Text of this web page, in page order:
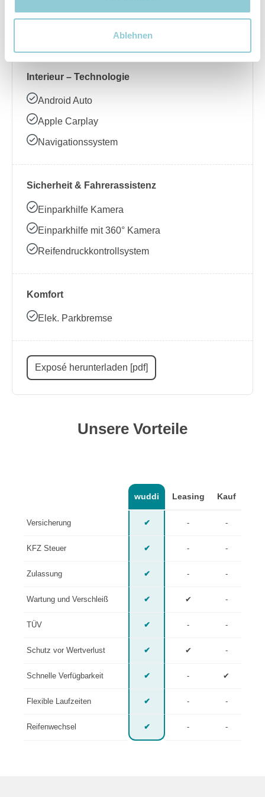
Ablehnen
Beheizbares Lenkrad
Interieur – Technologie
Android Auto
Apple Carplay
Navigationssystem
Sicherheit & Fahrerassistenz
Einparkhilfe Kamera
Einparkhilfe mit 360° Kamera
Reifendruckkontrollsystem
Komfort
Elek. Parkbremse
Exposé herunterladen [pdf]
Unsere Vorteile
wuddi Leasing Kauf
Versicherung ✔ - -
KFZ Steuer ✔ - -
Zulassung ✔ - -
Wartung und Verschleiß ✔ ✔ -
TÜV ✔ - -
Schutz vor Wertverlust ✔ ✔ -
Schnelle Verfügbarkeit ✔ - ✔
Flexible Laufzeiten ✔ - -
Reifenwechsel ✔ - -